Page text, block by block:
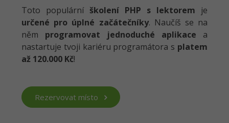
Datová analýza v praxi
Školení
Základy programování
Objektové programování - OOP
HTML5, CSS3, Bootstrap, SEO
Školení dle technologií
C# .NET
Programátor WWW aplikací
Senior programátor
Vývojář mobilních aplikací
Jak začít?
Java -80%
-80%
Toto populární školení PHP s lektorem je
určené pro úplné začátečníky. Naučíš se na
něm programovat jednoduché aplikace a
nastartuje tvoji kariéru programátora s platem
až 120.000 Kč!
Rezervovat místo